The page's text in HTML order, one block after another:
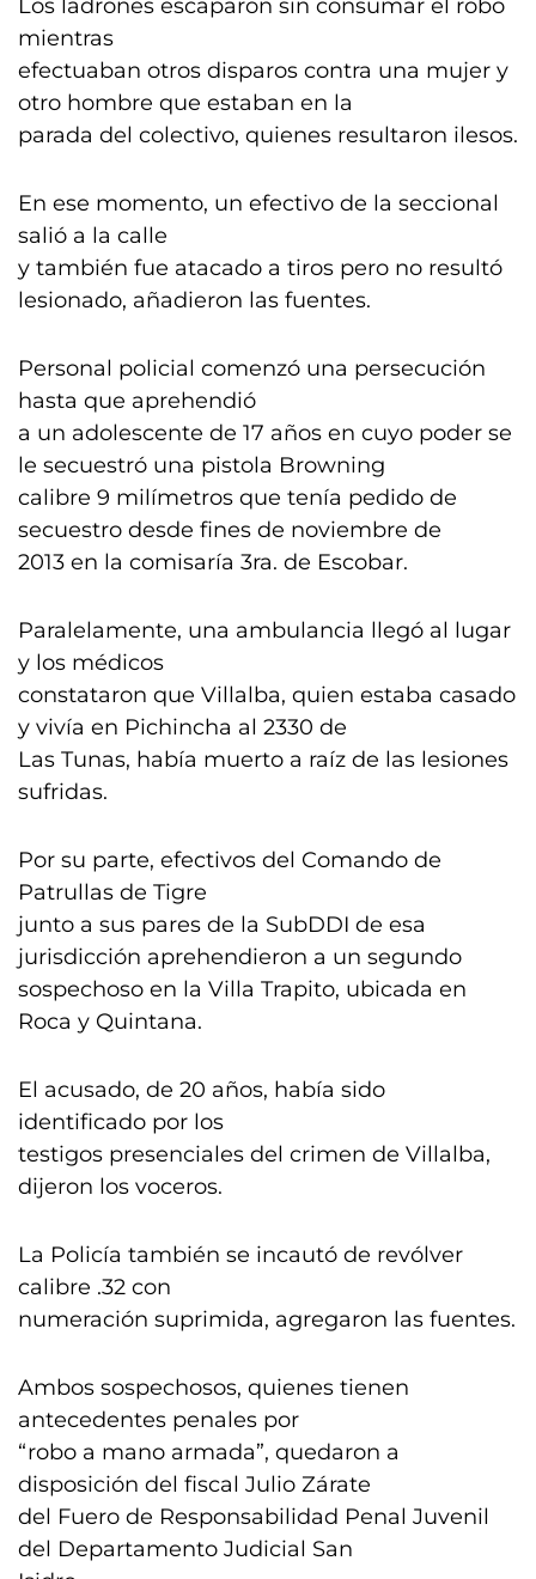
Los ladrones escaparon sin consumar el robo
mientras
efectuaban otros disparos contra una mujer y
otro hombre que estaban en la
parada del colectivo, quienes resultaron ilesos.
En ese momento, un efectivo de la seccional
salió a la calle
y también fue atacado a tiros pero no resultó
lesionado, añadieron las fuentes.
Personal policial comenzó una persecución
hasta que aprehendió
a un adolescente de 17 años en cuyo poder se
le secuestró una pistola Browning
calibre 9 milímetros que tenía pedido de
secuestro desde fines de noviembre de
2013 en la comisaría 3ra. de Escobar.
Paralelamente, una ambulancia llegó al lugar
y los médicos
constataron que Villalba, quien estaba casado
y vivía en Pichincha al 2330 de
Las Tunas, había muerto a raíz de las lesiones
sufridas.
Por su parte, efectivos del Comando de
Patrullas de Tigre
junto a sus pares de la SubDDI de esa
jurisdicción aprehendieron a un segundo
sospechoso en la Villa Trapito, ubicada en
Roca y Quintana.
El acusado, de 20 años, había sido
identificado por los
testigos presenciales del crimen de Villalba,
dijeron los voceros.
La Policía también se incautó de revólver
calibre .32 con
numeración suprimida, agregaron las fuentes.
Ambos sospechosos, quienes tienen
antecedentes penales por
“robo a mano armada”, quedaron a
disposición del fiscal Julio Zárate
del Fuero de Responsabilidad Penal Juvenil
del Departamento Judicial San